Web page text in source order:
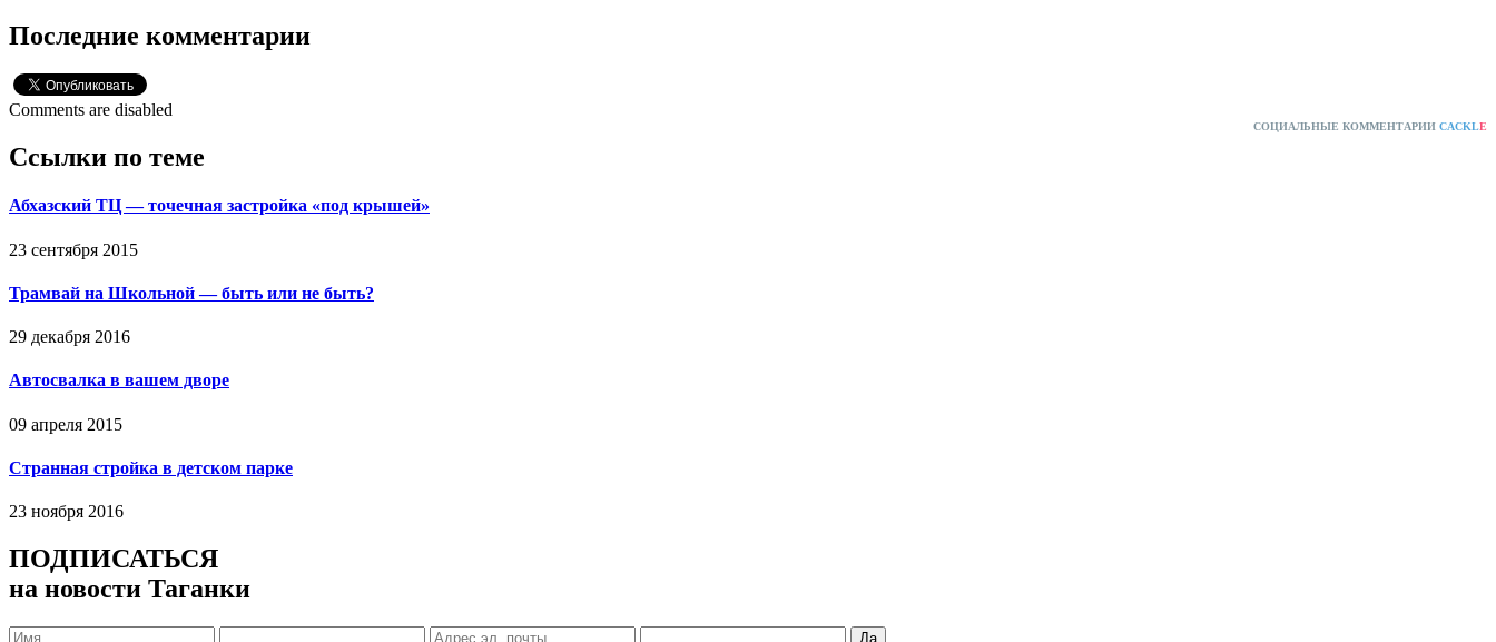
Последние комментарии
Comments are disabled
СОЦИАЛЬНЫЕ КОММЕНТАРИИ CACKLE
Ссылки по теме
Абхазский ТЦ — точечная застройка «под крышей»
23 сентября 2015
Трамвай на Школьной — быть или не быть?
29 декабря 2016
Автосвалка в вашем дворе
09 апреля 2015
Странная стройка в детском парке
23 ноября 2016
ПОДПИСАТЬСЯ
на новости Таганки